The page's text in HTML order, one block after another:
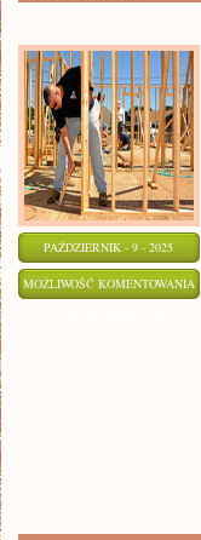
PAŹDZIERNIK - 9 - 2025
MOŻLIWOŚĆ KOMENTOWANIA